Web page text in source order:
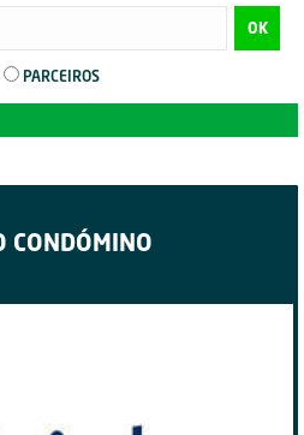
OK
PARCEIROS
CONDÓMINO